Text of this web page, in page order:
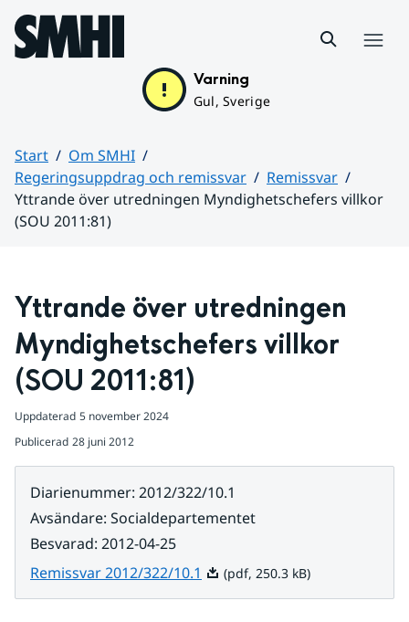
Hoppa till sidans innehåll
Varning
Gul, Sverige
Start
Om SMHI
Regeringsuppdrag och remissvar
Remissvar
Yttrande över utredningen Myndighetschefers villkor
(SOU 2011:81)
Yttrande över utredningen
Myndighetschefers villkor
(SOU 2011:81)
Uppdaterad 5 november 2024
Publicerad 28 juni 2012
Diarienummer: 2012/322/10.1
Avsändare: Socialdepartementet
Besvarad: 2012-04-25
Remissvar 2012/322/10.1 Pdf, 250.3 kB.
(pdf, 250.3 kB)